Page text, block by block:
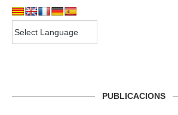
PUBLICACIONS